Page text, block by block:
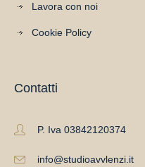
Lavora con noi
Cookie Policy
Contatti
P. Iva 03842120374
info@studioavvlenzi.it